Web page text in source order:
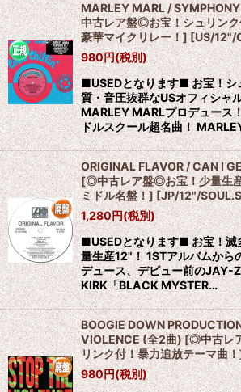
MARLEY MARL /
中古レア盤◎お宝！シュリン
豪華マイクリレー！] [US/12"/
980円(税別)
■USEDとなります■ お宝！シ
質・音圧抜群なUSオフィシャ
MARLEY MARLプロデュース
ドルスクール超名曲！
ORIGINAL FLAVOR / CAN I
[◎中古レア盤◎お宝！少量生
ミドル名盤！][JP/12"/SOUL.S
1,280円(税別)
■USEDとなります■ お宝！滅
量生産12"！ 1STアルバムから
デュース、デビュー前のJAY-
KIRK「BLACK MYSTER…
BOOGIE DOWN
VIOLENCE (全2曲) [◎中古レ
リンク付！暴力追放テーマ曲
980円(税別)